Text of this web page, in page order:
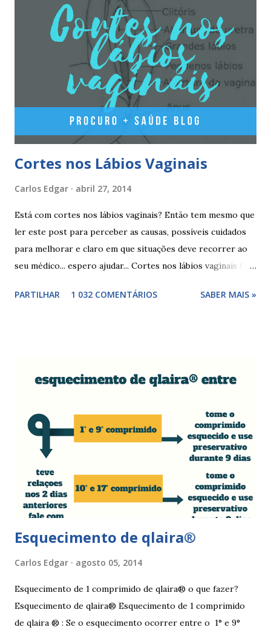
comprimidos amarelo claros, contêm 2 mg de valerato de
estradiol (estrogénio natural) e 3 mg de dienogest 2
comprimidos vermelho escuros, contêm 1 mg de valerato
de estradiol (estrogénio natural) 2 comprimidos brancos
não têm hormonas (correspondem ao período de pausa).
Outros componentes: lactose mono-hidratada, amido de
Cortes nos Lábios Vaginais
Carlos Edgar abril 27, 2014
Está com cortes nos lábios vaginais? Então tem mesmo que
ler este post para perceber as causas, possíveis cuidados
para melhorar e claro em que situações deve recorrer ao
seu médico... espero ajudar... Cortes nos lábios vaginais Os
surgir devido às relações sexuais (gestos ou actos mais
de roupa sintética, entre outras. Como tratar as fissuras
sexuais durante 4 dias, aplicar pomada pastosa de vitamina
A e óxido de zinco, fazer a higiene intima duas vezes ao dia
com sabonete de pH neutro e quando retomar as relações
sexuais deverá garantir que a ferida está cicatrizada e que
está lubrificada, se necessário usar um lubrific...
PARTILHAR 1 032 COMENTÁRIOS SABER MAIS »
Esquecimento de qlaira®
Carlos Edgar agosto 05, 2014
Esquecimento de 1 comprimido de qlaira® o que fazer?
Esquecimento de qlaira® Esquecimento de 1 comprimido
de qlaira ® : Se o esquecimento ocorrer entre o 1° e 9°